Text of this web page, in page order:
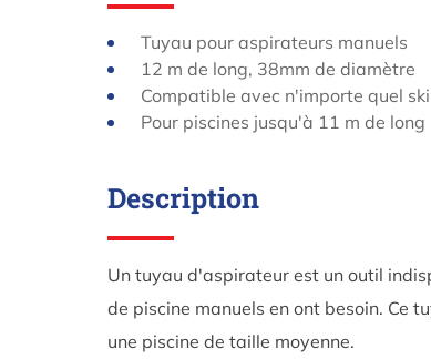
Tuyau pour aspirateurs manuels
12 m de long, 38mm de diamètre
Compatible avec n'importe quel
Pour piscines jusqu'à 11 m de long
Description
Un tuyau d'aspirateur est un outil
de piscine manuels en ont besoin. Ce
une piscine de taille moyenne.